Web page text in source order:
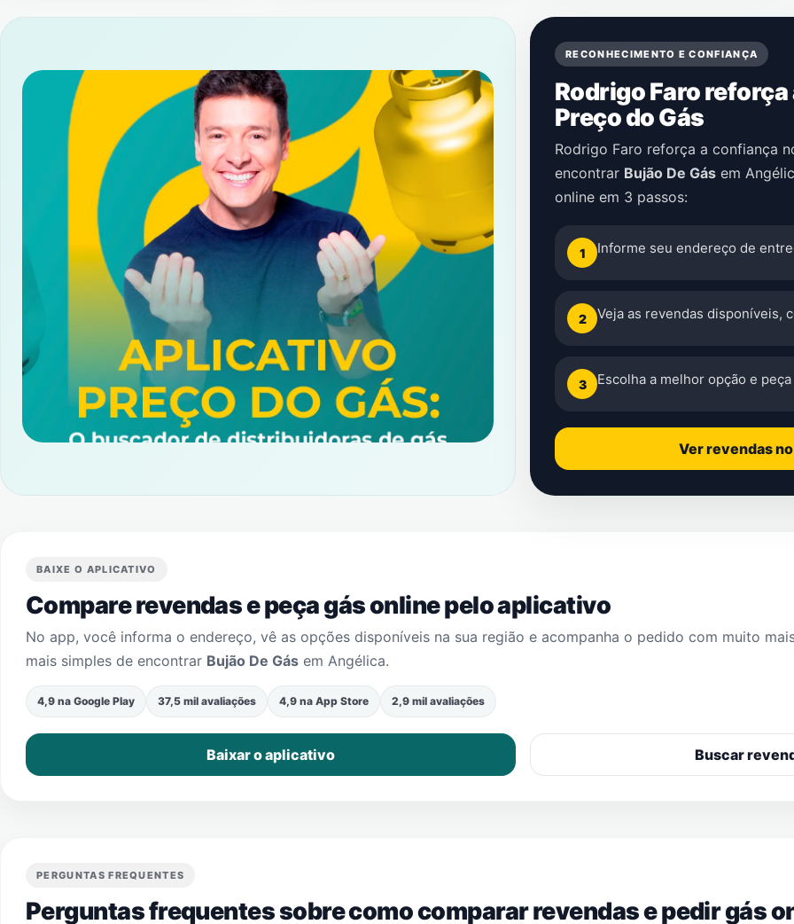
RECONHECIMENTO E CONFIANÇA
Rodrigo Faro
Preço do Gás
Rodrigo Faro reforça a confiança
encontrar Bujão De Gás em
online em 3 passos:
1 Informe seu endereço de
2 Veja as revendas disponíveis,
3 Escolha a melhor opção e
Ver revendas
BAIXE O APLICATIVO
Compare revendas e peça gás online pelo aplicativo
No app, você informa o endereço, vê as opções disponíveis na sua região e acompanha o pedido com muito
mais simples de encontrar Bujão De Gás em Angélica.
4,9 na Google Play 37,5 mil avaliações 4,9 na App Store 2,9 mil avaliações
Baixar o aplicativo Buscar
PERGUNTAS FREQUENTES
Perguntas frequentes sobre como comparar revendas e pedir gás